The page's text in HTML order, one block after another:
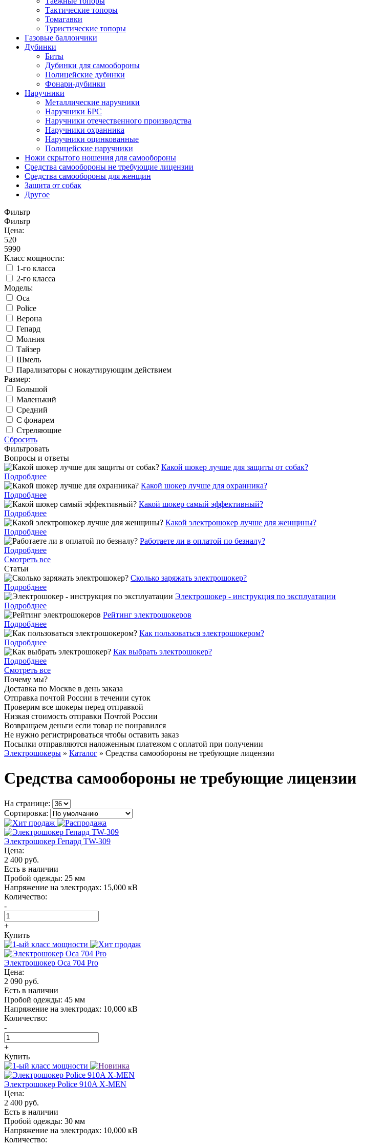
Тактические топоры
Томагавки
Туристические топоры
Газовые баллончики
Дубинки
Биты
Дубинки для самообороны
Полицейские дубинки
Фонари-дубинки
Наручники
Металлические наручники
Наручники БРС
Наручники отечественного производства
Наручники охранника
Наручники оцинкованные
Полицейские наручники
Ножи скрытого ношения для самообороны
Средства самообороны не требующие лицензии
Средства самообороны для женщин
Защита от собак
Другое
Фильтр
Фильтр
Цена:
520
5990
Класс мощности:
1-го класса
2-го класса
Модель:
Oса
Police
Верона
Гепард
Молния
Тайзер
Шмель
Парализаторы с нокаутирующим действием
Размер:
Большой
Маленький
Средний
С фонарем
Стреляющие
Сбросить
Фильтровать
Вопросы и ответы
Какой шокер лучше для защиты от собак?
Подробднее
Какой шокер лучше для охранника?
Подробднее
Какой шокер самый эффективный?
Подробднее
Какой электрошокер лучше для женщины?
Подробднее
Работаете ли в оплатой по безналу?
Подробднее
Смотреть все
Статьи
Cколько заряжать электрошокер?
Подробднее
Электрошокер - инструкция по эксплуатации
Подробднее
Рейтинг электрошокеров
Подробднее
Как пользоваться электрошокером?
Подробднее
Как выбрать электрошокер?
Подробднее
Смотреть все
Почему мы?
Доставка по Москве в день заказа
Отправка почтой России в течении суток
Проверим все шокеры перед отправкой
Низкая стоимость отправки Почтой России
Возвращаем деньги если товар не понравился
Не нужно регистрироваться чтобы оставить заказ
Посылки отправляются наложенным платежом с оплатой при получении
Электрошокеры » Каталог » Средства самообороны не требующие лицензии
Средства самообороны не требующие лицензии
На странице:
Сортировка:
Электрошокер Гепард TW-309
Цена:
2 400 руб.
Есть в наличии
Пробой одежды: 25 мм
Напряжение на электродах: 15,000 кВ
Количество:
-
+
Купить
Электрошокер Oса 704 Pro
Цена:
2 090 руб.
Есть в наличии
Пробой одежды: 45 мм
Напряжение на электродах: 10,000 кВ
Количество:
-
+
Купить
Электрошокер Police 910A X-MEN
Цена:
2 400 руб.
Есть в наличии
Пробой одежды: 30 мм
Напряжение на электродах: 10,000 кВ
Количество: